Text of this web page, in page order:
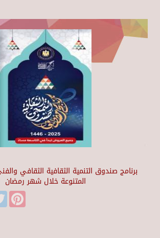
برنامج صندوق التنمية الثقافية الثقافي
المتنوعة خلال شهر رمضان
Twitter